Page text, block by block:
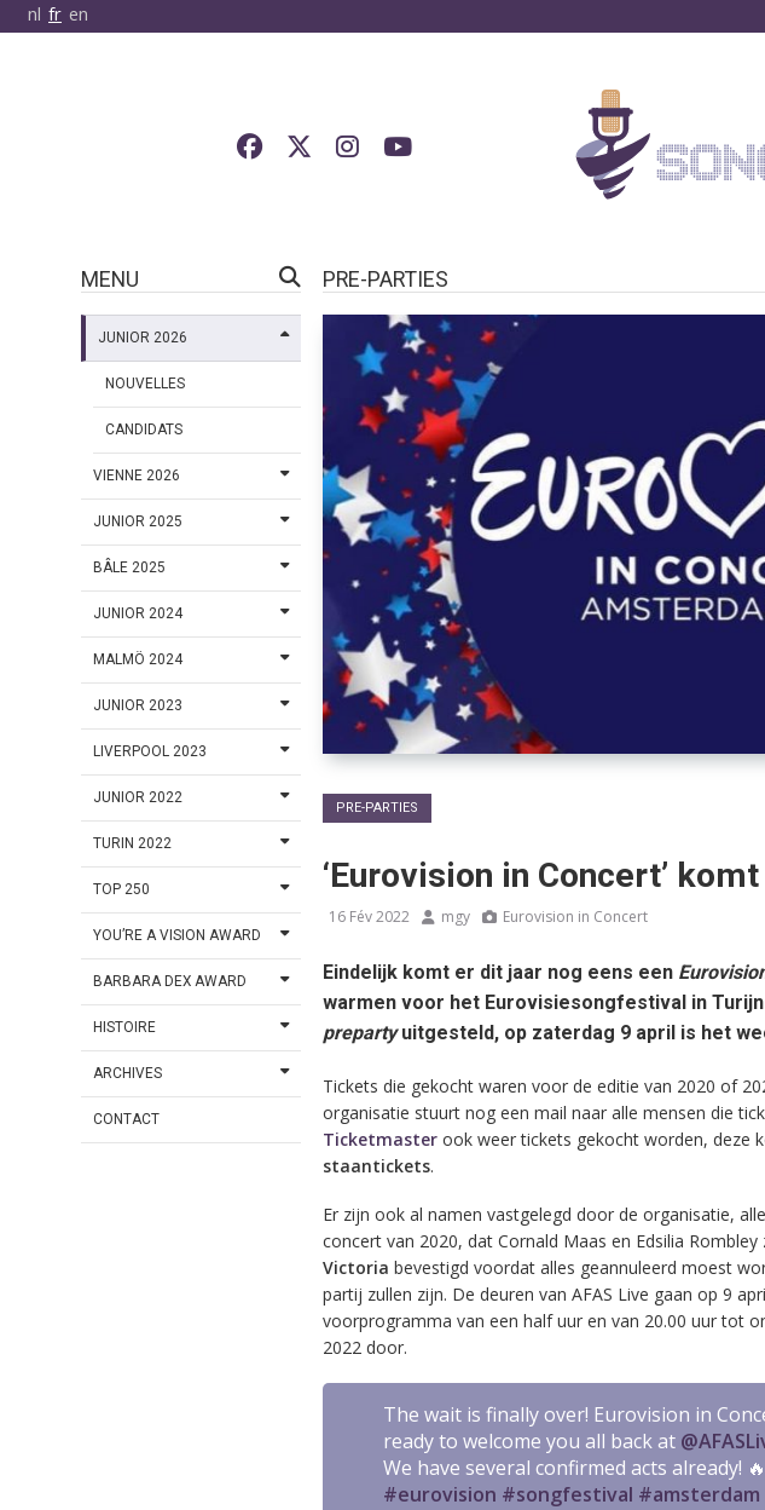
nl fr en
MENU
JUNIOR 2026
NOUVELLES
CANDIDATS
VIENNE 2026
JUNIOR 2025
BÂLE 2025
JUNIOR 2024
MALMÖ 2024
JUNIOR 2023
LIVERPOOL 2023
JUNIOR 2022
TURIN 2022
TOP 250
YOU’RE A VISION AWARD
BARBARA DEX AWARD
HISTOIRE
ARCHIVES
CONTACT
PRE-PARTIES
PRE-PARTIES
‘Eurovision in Concert’
16 Fév 2022 mgy Eurovision in Concert
Eindelijk komt er dit jaar nog eens een
warmen voor het Eurovisiesongfestival in
prepartyuitgesteld, op zaterdag 9 april is het
Tickets die gekocht waren voor de editie van 2020 of
organisatie stuurt nog een mail naar alle mensen die
Ticketmasterook weer tickets gekocht worden, deze
staantickets.
Er zijn ook al namen vastgelegd door de organisatie,
concert van 2020, dat Cornald Maas en Edsilia
Victoria bevestigd voordat alles geannuleerd moest
partij zullen zijn. De deuren van AFAS Live gaan op 9
voorprogramma van een half uur en van 20.00 uur tot
2022 door.
The wait is finally over! Eurovision in
ready to welcome you all back at
We have several confirmed acts already! 🔥
#eurovision #songfestival #amsterdam